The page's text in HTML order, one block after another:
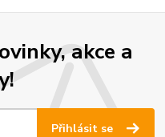
akce a
Přihlásit se